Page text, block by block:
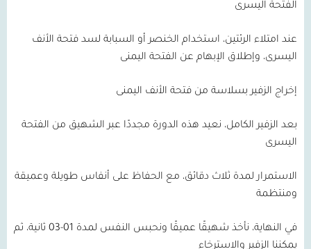
الفتحة اليسرى
عند امتلاء الرئتين، استخدام الخنصر أو السبابة لسد فتحة الأنف
اليسرى، وإطلاق الإبهام عن الفتحة اليمنى
إخراج الزفير بسلاسة من فتحة الأنف اليمنى
بعد الزفير الكامل، نعيد هذه الدورة مجددًا عبر الشهيق من الفتحة
اليسرى
الاستمرار لمدة ثلاث دقائق، مع الحفاظ على أنفاس طويلة وعميقة
ومنتظمة
في النهاية، نأخذ شهيقًا عميقًا ونحبس النفس لمدة 01-03
ثانية، ثم
يمكننا الزفير والاسترخاء